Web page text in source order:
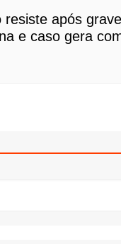
resiste após
e caso gera